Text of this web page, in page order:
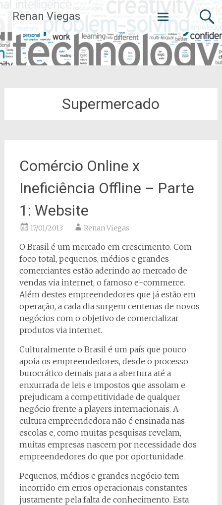
para
o
conteúdo
Renan Viegas
Supermercado
Comércio Online x
Ineficiência Offline – Parte
1: Website
17/01/2013 Renan Viegas
O Brasil é um mercado em crescimento. Com
foco total, pequenos, médios e grandes
comerciantes estão aderindo ao mercado de
vendas via internet, o famoso e-commerce.
Além destes empreendedores que já estão em
operação, a cada dia surgem centenas de novos
negócios com o objetivo de comercializar
produtos via internet.
Culturalmente o Brasil é um país que pouco
apoia os empreendedores, desde o processo
burocrático demais para a abertura até a
enxurrada de leis e impostos que assolam e
prejudicam a competitividade de qualquer
negócio frente a players internacionais. A
cultura empreendedora não é ensinada nas
escolas e, como muitas pesquisas revelam,
muitas empresas nascem por necessidade dos
empreendedores do que por oportunidade.
Pequenos, médios e grandes negócio tem
incorrido em erros operacionais constantes
justamente pela falta de conhecimento. Esta